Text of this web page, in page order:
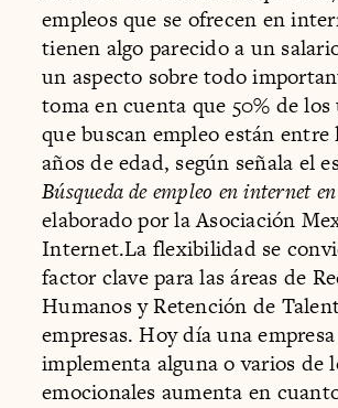
empleos que se ofrecen en
tienen algo parecido a un
un aspecto sobre todo
toma en cuenta que 50% de los
que buscan empleo están entre
años de edad, según señala el
Búsqueda de empleo en internet
elaborado por la Asociación
Internet.La flexibilidad se
factor clave para las áreas de
Humanos y Retención de
empresas. Hoy día una
implementa alguna o varios de
emocionales aumenta en